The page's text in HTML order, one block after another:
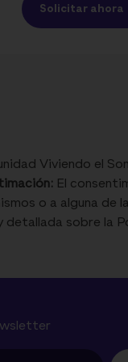
Solicitar ahora
Viviendo el
El
o a alguna de
sobre la